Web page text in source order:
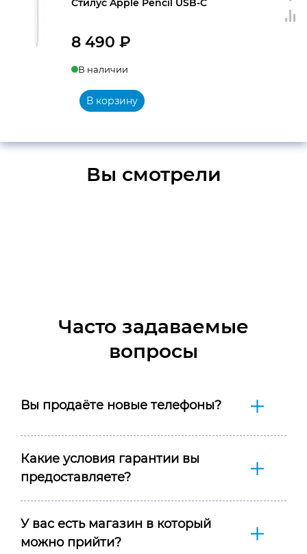
Стилус Apple Pencil USB-C
8 490 ₽
В наличии
В корзину
Вы смотрели
Часто задаваемые
вопросы
Вы продаёте новые телефоны?
Какие условия гарантии вы
предоставляете?
У вас есть магазин в который
можно прийти?